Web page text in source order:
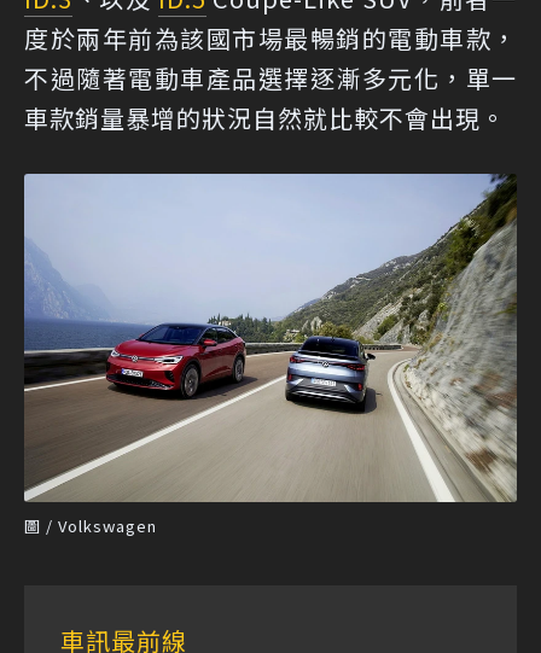
度於兩年前為該國市場最暢銷的電動車款，
不過隨著電動車產品選擇逐漸多元化，單一
車款銷量暴增的狀況自然就比較不會出現。
圖 / Volkswagen
車訊最前線